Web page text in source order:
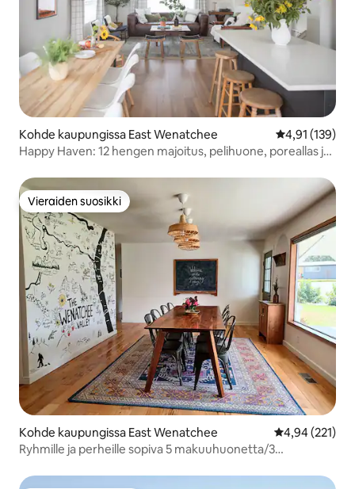
Kohde kaupungissa East Wenatchee
4,91 (139)
Happy Haven: 12 hengen majoitus, pelihuone, poreallas ja
Vieraiden suosikki
Vieraiden suosikki
Kohde kaupungissa East Wenatchee
4,94 (221)
Ryhmille ja perheille sopiva 5 makuuhuonetta/3